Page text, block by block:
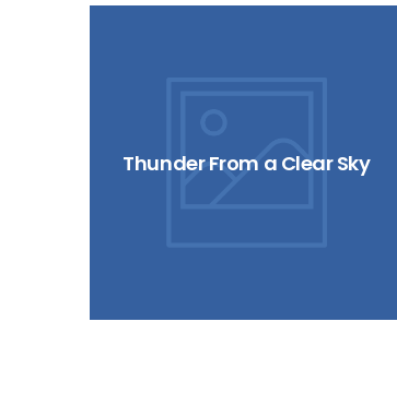
Thunder From a Clear Sky